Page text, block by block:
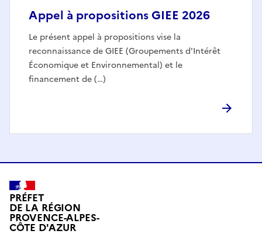
Appel à propositions GIEE 2026
Le présent appel à propositions vise la
reconnaissance de GIEE (Groupements d'Intérêt
Économique et Environnemental) et le
financement de (…)
PRÉFET
DE LA RÉGION
PROVENCE-ALPES-
CÔTE D'AZUR